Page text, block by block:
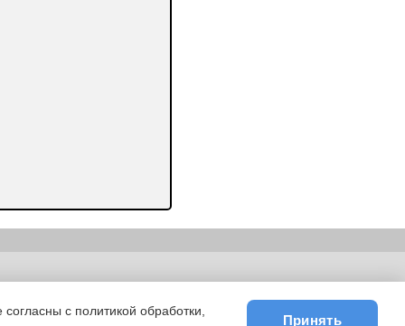
|E-mail
с политикой обработки,
Принять